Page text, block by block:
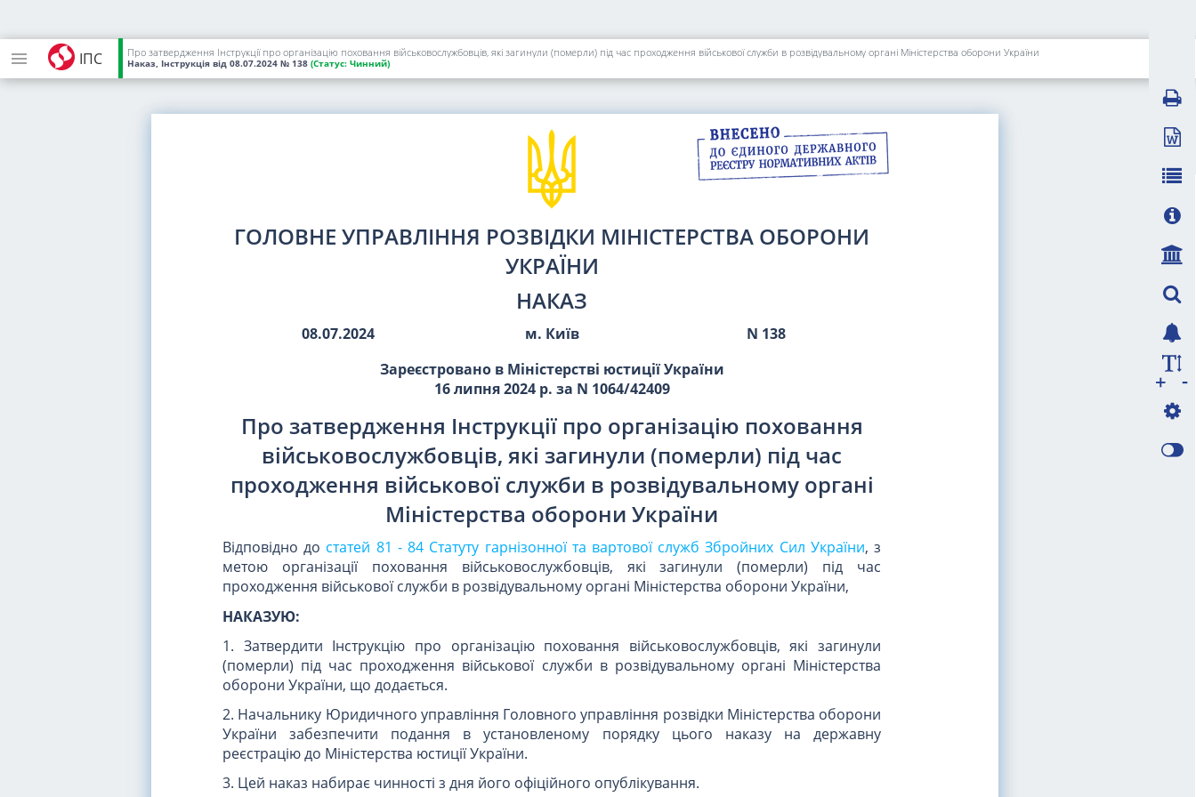
ІПС Про затвердження Інструкції про організацію поховання військовослужбовців, які загинули (померли) під час проходження військової служби в розвідувальному органі Міністерства оборони України
Наказ, Інструкція від 08.07.2024 № 138 (Статус: Чинний)
ГОЛОВНЕ УПРАВЛІННЯ РОЗВІДКИ МІНІСТЕРСТВА ОБОРОНИ
УКРАЇНИ
НАКАЗ
08.07.2024 м. Київ
N 138
Зареєстровано в Міністерстві юстиції України
16 липня 2024 р. за N 1064/42409
Про затвердження Інструкції про організацію поховання
військовослужбовців, які загинули (померли) під час
проходження військової служби в розвідувальному органі
Міністерства оборони України
Відповідно до статей 81 - 84 Статуту гарнізонної та вартової служб Збройних Сил України, з
метою організації поховання військовослужбовців, які загинули (померли) під час
проходження військової служби в розвідувальному органі Міністерства оборони України,
НАКАЗУЮ:
1. Затвердити Інструкцію про організацію поховання військовослужбовців, які загинули
(померли) під час проходження військової служби в розвідувальному органі Міністерства
оборони України, що додається.
2. Начальнику Юридичного управління Головного управління розвідки Міністерства оборони
України забезпечити подання в установленому порядку цього наказу на державну
реєстрацію до Міністерства юстиції України.
3. Цей наказ набирає чинності з дня його офіційного опублікування.
-
+